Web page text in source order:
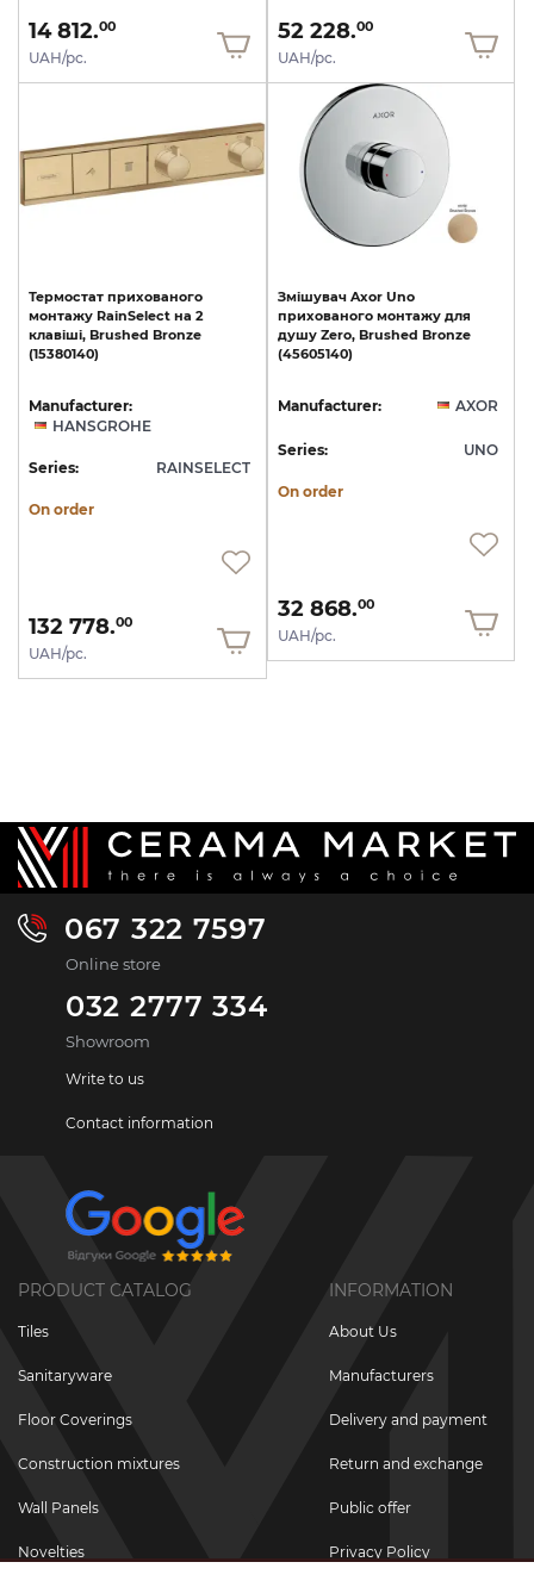
14 812.00
UAH/pc.
52 228.00
UAH/pc.
Термостат прихованого
монтажу RainSelect на 2
клавіші, Brushed Bronze
(15380140)
Manufacturer:
HANSGROHE
Series: RAINSELECT
On order
132 778.00
UAH/pc.
Змішувач Axor Uno
прихованого монтажу для
душу Zero, Brushed Bronze
(45605140)
Manufacturer: AXOR
Series: UNO
On order
32 868.00
UAH/pc.
067 322 7597
Online store
032 2777 334
Showroom
Write to us
Contact information
PRODUCT CATALOG
Tiles
Sanitaryware
Floor Coverings
Construction mixtures
Wall Panels
Novelties
INFORMATION
About Us
Manufacturers
Delivery and payment
Return and exchange
Public offer
Privacy Policy